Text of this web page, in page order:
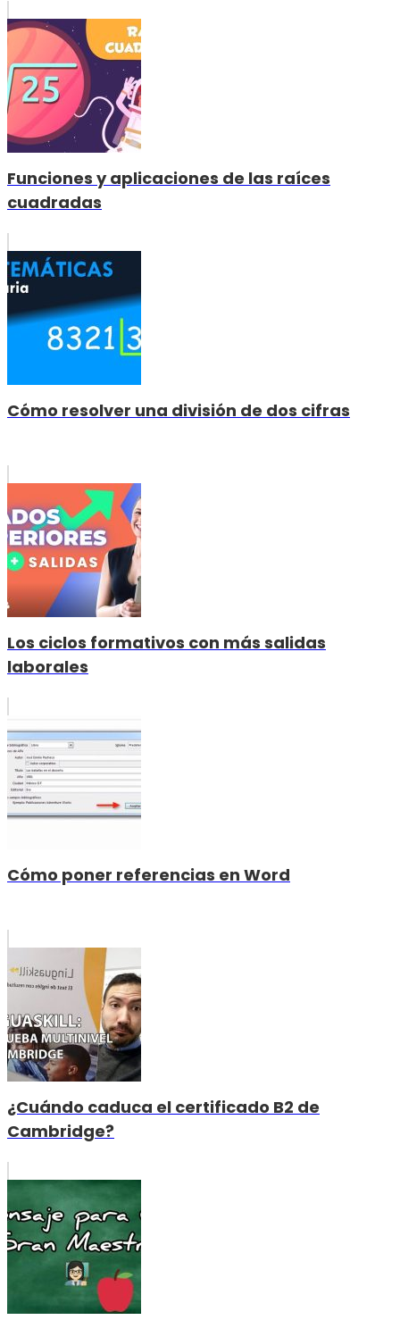
Funciones y aplicaciones de las raíces
cuadradas
Cómo resolver una división de dos cifras
Los ciclos formativos con más salidas
laborales
Cómo poner referencias en Word
¿Cuándo caduca el certificado B2 de
Cambridge?